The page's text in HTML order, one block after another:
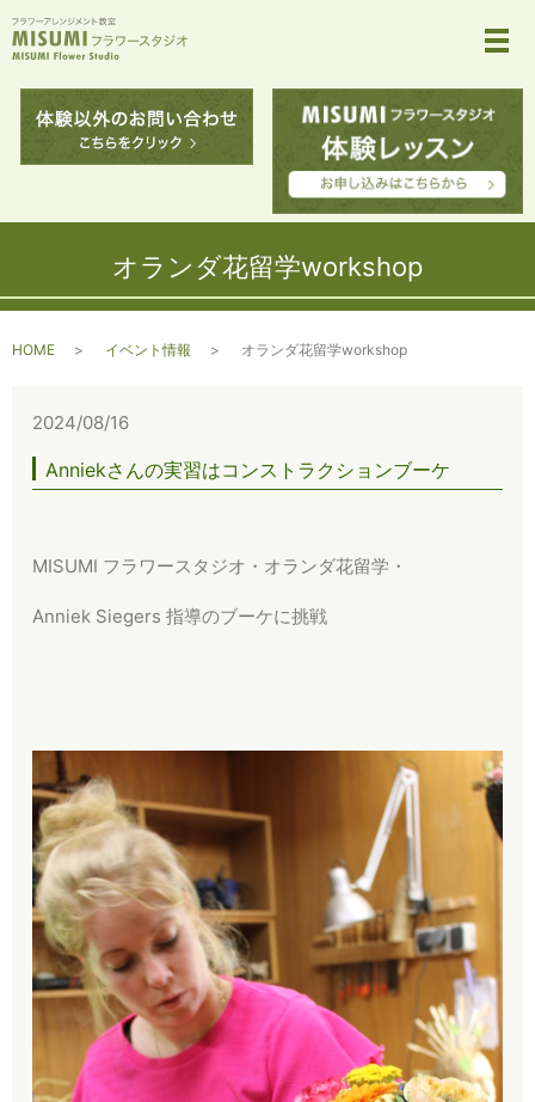
メ
オランダ花留学workshop
HOME イベント情報 オランダ花留学workshop
2024/08/16
Anniekさんの実習はコンストラクションブーケ
MISUMI フラワースタジオ・オランダ花留学・
Anniek Siegers 指導のブーケに挑戦